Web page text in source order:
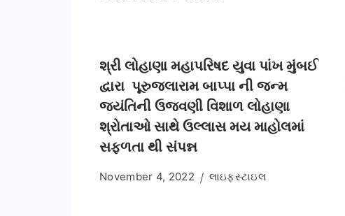
શ્રી લોહાણા મહાપરિષદ યુવા પાંખ મુંબઈ
દ્વારા પૂરુજલારામ બાપ્પા ની જન્મ
જયંતિની ઉજવણી વિશાળ લોહાણા
શ્રોતાઓ સાથે ઉલ્લાસ મય માહોલમાં
સફળતા થી સંપન્ન
November 4, 2022 લાઇફસ્ટાઇલ